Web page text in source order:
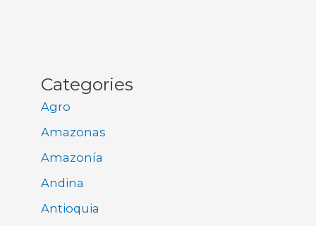
Categories
Agro
Amazonas
Amazonía
Andina
Antioquia